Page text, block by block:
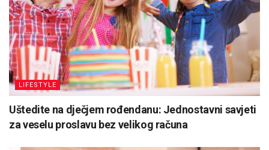
LIFESTYLE
Uštedite na dječjem rođendanu: Jednostavni savjeti
za veselu proslavu bez velikog računa